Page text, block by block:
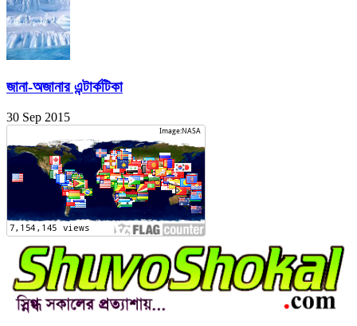
জানা-অজানার এন্টার্কটিকা
30 Sep 2015